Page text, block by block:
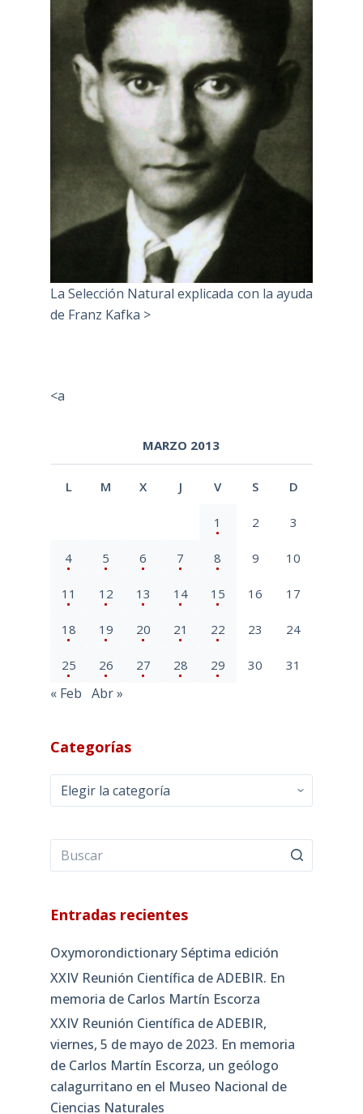
La Selección Natural explicada con la ayuda
de Franz Kafka >
<a
MARZO 2013
L M X J V S D
1 2 3
4 5 6 7 8 9 10
11 12 13 14 15 16 17
18 19 20 21 22 23 24
25 26 27 28 29 30 31
« Feb Abr »
Categorías
Categorías
Entradas recientes
Oxymorondictionary Séptima edición
XXIV Reunión Científica de ADEBIR. En
memoria de Carlos Martín Escorza
XXIV Reunión Científica de ADEBIR,
viernes, 5 de mayo de 2023. En memoria
de Carlos Martín Escorza, un geólogo
calagurritano en el Museo Nacional de
Ciencias Naturales